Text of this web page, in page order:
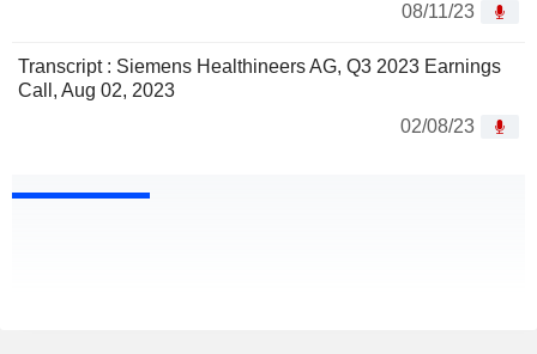
08/11/23
Transcript : Siemens Healthineers AG, Q3 2023 Earnings
Call, Aug 02, 2023
02/08/23